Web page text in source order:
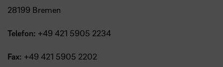
28199 Bremen
Telefon: +49 421 5905 2234
Fax: +49 421 5905 2202